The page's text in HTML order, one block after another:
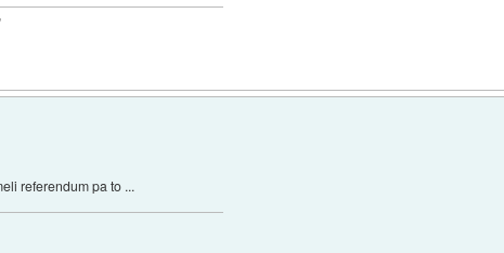
referendum pa to ...